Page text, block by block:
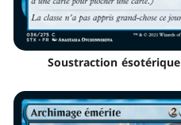
Soustraction ésotérique